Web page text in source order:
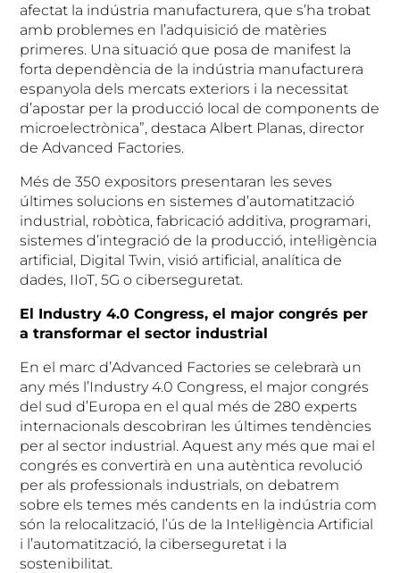
afectat la indústria manufacturera, que s’ha trobat
amb problemes en l’adquisició de matèries
primeres. Una situació que posa de manifest la
forta dependència de la indústria manufacturera
espanyola dels mercats exteriors i la necessitat
d’apostar per la producció local de components de
microelectrònica”, destaca Albert Planas, director
de Advanced Factories.
Més de 350 expositors presentaran les seves
últimes solucions en sistemes d’automatització
industrial, robòtica, fabricació additiva, programari,
sistemes d’integració de la producció, intel·ligència
artificial, Digital Twin, visió artificial, analítica de
dades, IIoT, 5G o ciberseguretat.
El Industry 4.0 Congress, el major congrés per
a transformar el sector industrial
En el marc d’Advanced Factories se celebrarà un
any més l’Industry 4.0 Congress, el major congrés
del sud d’Europa en el qual més de 280 experts
internacionals descobriran les últimes tendències
per al sector industrial. Aquest any més que mai el
congrés es convertirà en una autèntica revolució
per als professionals industrials, on debatrem
sobre els temes més candents en la indústria com
són la relocalització, l’ús de la Intel·ligència Artificial
i l’automatització, la ciberseguretat i la
sostenibilitat.